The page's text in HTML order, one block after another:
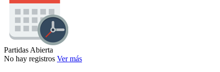
Partidas Abierta
No hay registros Ver más